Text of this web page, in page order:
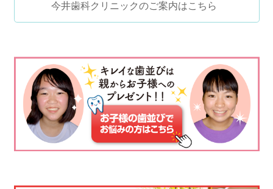
今井歯科クリニックのご案内はこちら